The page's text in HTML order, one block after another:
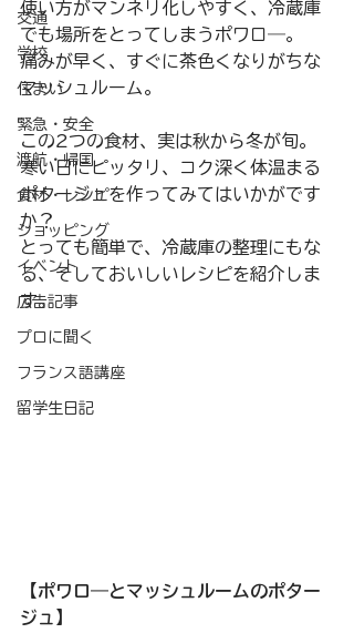
交通
学校
住まい
緊急・安全
渡航・帰国
食材・レシピ
ショッピング
イベント
広告記事
プロに聞く
フランス語講座
留学生日記
使い方がマンネリ化しやすく、冷蔵庫
でも場所をとってしまうポワロ―。
痛みが早く、すぐに茶色くなりがちな
マッシュルーム。
この2つの食材、実は秋から冬が旬。
寒い日にピッタリ、コク深く体温まる
ポタージュを作ってみてはいかがです
か？
とっても簡単で、冷蔵庫の整理にもな
る、そしておいしいレシピを紹介しま
す。
【ポワロ―とマッシュルームのポター
ジュ】